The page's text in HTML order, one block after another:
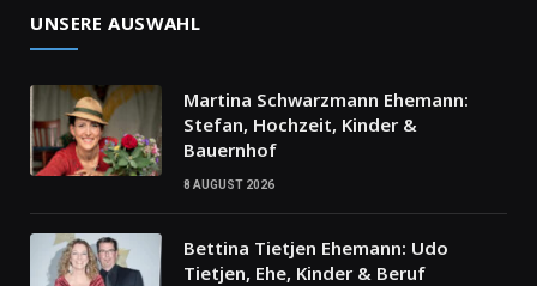
UNSERE AUSWAHL
Martina Schwarzmann Ehemann:
Stefan, Hochzeit, Kinder &
Bauernhof
8 AUGUST 2026
Bettina Tietjen Ehemann: Udo
Tietjen, Ehe, Kinder & Beruf